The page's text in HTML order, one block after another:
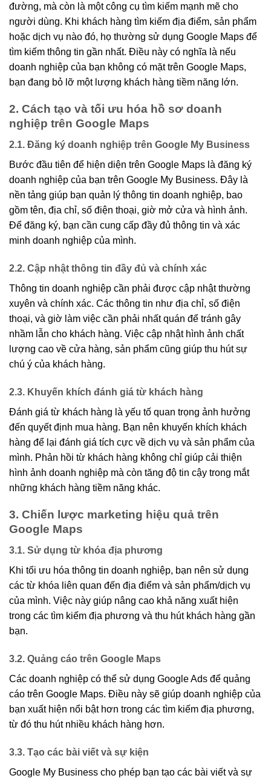
đường, mà còn là một công cụ tìm kiếm mạnh mẽ cho
người dùng. Khi khách hàng tìm kiếm địa điểm, sản phẩm
hoặc dịch vụ nào đó, họ thường sử dụng Google Maps để
tìm kiếm thông tin gần nhất. Điều này có nghĩa là nếu
doanh nghiệp của bạn không có mặt trên Google Maps,
bạn đang bỏ lỡ một lượng khách hàng tiềm năng lớn.
2. Cách tạo và tối ưu hóa hồ sơ doanh
nghiệp trên Google Maps
2.1. Đăng ký doanh nghiệp trên Google My Business
Bước đầu tiên để hiện diện trên Google Maps là đăng ký
doanh nghiệp của bạn trên Google My Business. Đây là
nền tảng giúp bạn quản lý thông tin doanh nghiệp, bao
gồm tên, địa chỉ, số điện thoại, giờ mở cửa và hình ảnh.
Để đăng ký, bạn cần cung cấp đầy đủ thông tin và xác
minh doanh nghiệp của mình.
2.2. Cập nhật thông tin đầy đủ và chính xác
Thông tin doanh nghiệp cần phải được cập nhật thường
xuyên và chính xác. Các thông tin như địa chỉ, số điện
thoại, và giờ làm việc cần phải nhất quán để tránh gây
nhầm lẫn cho khách hàng. Việc cập nhật hình ảnh chất
lượng cao về cửa hàng, sản phẩm cũng giúp thu hút sự
chú ý của khách hàng.
2.3. Khuyến khích đánh giá từ khách hàng
Đánh giá từ khách hàng là yếu tố quan trọng ảnh hưởng
đến quyết định mua hàng. Bạn nên khuyến khích khách
hàng để lại đánh giá tích cực về dịch vụ và sản phẩm của
mình. Phản hồi từ khách hàng không chỉ giúp cải thiện
hình ảnh doanh nghiệp mà còn tăng độ tin cậy trong mắt
những khách hàng tiềm năng khác.
3. Chiến lược marketing hiệu quả trên
Google Maps
3.1. Sử dụng từ khóa địa phương
Khi tối ưu hóa thông tin doanh nghiệp, bạn nên sử dụng
các từ khóa liên quan đến địa điểm và sản phẩm/dịch vụ
của mình. Việc này giúp nâng cao khả năng xuất hiện
trong các tìm kiếm địa phương và thu hút khách hàng gần
bạn.
3.2. Quảng cáo trên Google Maps
Các doanh nghiệp có thể sử dụng Google Ads để quảng
cáo trên Google Maps. Điều này sẽ giúp doanh nghiệp của
bạn xuất hiện nổi bật hơn trong các tìm kiếm địa phương,
từ đó thu hút nhiều khách hàng hơn.
3.3. Tạo các bài viết và sự kiện
Google My Business cho phép bạn tạo các bài viết và sự